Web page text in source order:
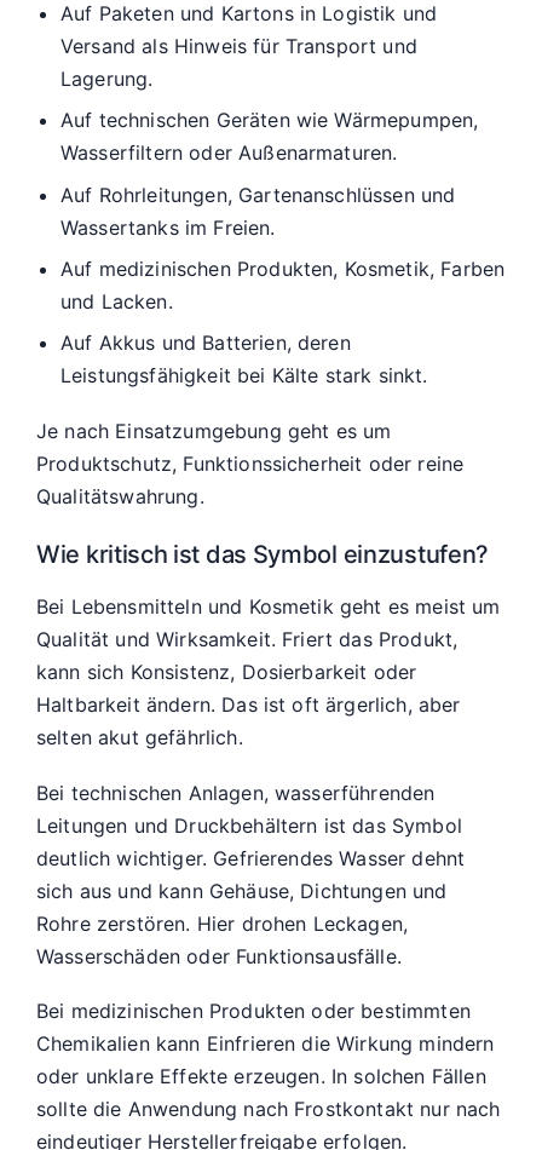
Auf Paketen und Kartons in Logistik und
Versand als Hinweis für Transport und
Lagerung.
Auf technischen Geräten wie Wärmepumpen,
Wasserfiltern oder Außenarmaturen.
Auf Rohrleitungen, Gartenanschlüssen und
Wassertanks im Freien.
Auf medizinischen Produkten, Kosmetik, Farben
und Lacken.
Auf Akkus und Batterien, deren
Leistungsfähigkeit bei Kälte stark sinkt.
Je nach Einsatzumgebung geht es um
Produktschutz, Funktionssicherheit oder reine
Qualitätswahrung.
Wie kritisch ist das Symbol einzustufen?
Bei Lebensmitteln und Kosmetik geht es meist um
Qualität und Wirksamkeit. Friert das Produkt,
kann sich Konsistenz, Dosierbarkeit oder
Haltbarkeit ändern. Das ist oft ärgerlich, aber
selten akut gefährlich.
Bei technischen Anlagen, wasserführenden
Leitungen und Druckbehältern ist das Symbol
deutlich wichtiger. Gefrierendes Wasser dehnt
sich aus und kann Gehäuse, Dichtungen und
Rohre zerstören. Hier drohen Leckagen,
Wasserschäden oder Funktionsausfälle.
Bei medizinischen Produkten oder bestimmten
Chemikalien kann Einfrieren die Wirkung mindern
oder unklare Effekte erzeugen. In solchen Fällen
sollte die Anwendung nach Frostkontakt nur nach
eindeutiger Herstellerfreigabe erfolgen.